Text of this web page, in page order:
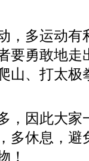
多运动有
要勇敢地走
山、打太极
因此大家
多休息，避
！